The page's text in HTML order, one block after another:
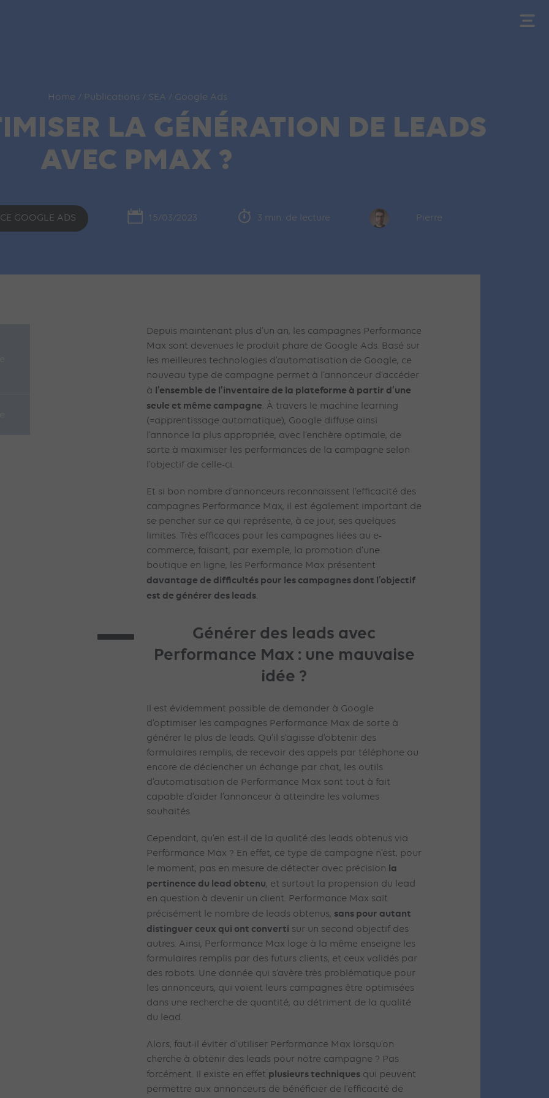
Home / Publications / SEA / Google Ads
LA GÉNÉRATION DE LEADS
AVEC PMAX ?
GOOGLE ADS 15/03/2023 3 min. de lecture Pierre
Depuis maintenant plus d’un an, les campagnes Performance
Max sont devenues le produit phare de Google Ads. Basé sur
les meilleures technologies d’automatisation de Google, ce
nouveau type de campagne permet à l’annonceur d’accéder
à l’ensemble de l’inventaire de la plateforme à partir d’une
seule et même campagne. À travers le machine learning
(=apprentissage automatique), Google diffuse ainsi
l’annonce la plus appropriée, avec l’enchère optimale, de
sorte à maximiser les performances de la campagne selon
l’objectif de celle-ci.
Et si bon nombre d’annonceurs reconnaissent l’efficacité des
campagnes Performance Max, il est également important de
se pencher sur ce qui représente, à ce jour, ses quelques
limites. Très efficaces pour les campagnes liées au e-
commerce, faisant, par exemple, la promotion d’une
boutique en ligne, les Performance Max présentent
davantage de difficultés pour les campagnes dont l’objectif
est de générer des leads.
Générer des leads avec
Performance Max : une mauvaise
idée ?
Il est évidemment possible de demander à Google
d’optimiser les campagnes Performance Max de sorte à
générer le plus de leads. Qu’il s’agisse d’obtenir des
formulaires remplis, de recevoir des appels par téléphone ou
encore de déclencher un échange par chat, les outils
d’automatisation de Performance Max sont tout à fait
capable d’aider l’annonceur à atteindre les volumes
souhaités.
Cependant, qu’en est-il de la qualité des leads obtenus via
Performance Max ? En effet, ce type de campagne n’est, pour
le moment, pas en mesure de détecter avec précision la
pertinence du lead obtenu, et surtout la propension du lead
en question à devenir un client. Performance Max sait
précisément le nombre de leads obtenus, sans pour autant
distinguer ceux qui ont converti sur un second objectif des
autres. Ainsi, Performance Max loge à la même enseigne les
formulaires remplis par des futurs clients, et ceux validés par
des robots. Une donnée qui s’avère très problématique pour
les annonceurs, qui voient leurs campagnes être optimisées
dans une recherche de quantité, au détriment de la qualité
du lead.
Alors, faut-il éviter d’utiliser Performance Max lorsqu’on
cherche à obtenir des leads pour notre campagne ? Pas
forcément. Il existe en effet plusieurs techniques qui peuvent
permettre aux annonceurs de bénéficier de l’efficacité de